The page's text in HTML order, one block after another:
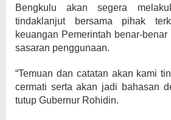
Bengkulu akan segera
tindaklanjut bersama pihak
keuangan Pemerintah benar-
sasaran penggunaan.
“Temuan dan catatan akan kami
cermati serta akan jadi bahasan
tutup Gubernur Rohidin.